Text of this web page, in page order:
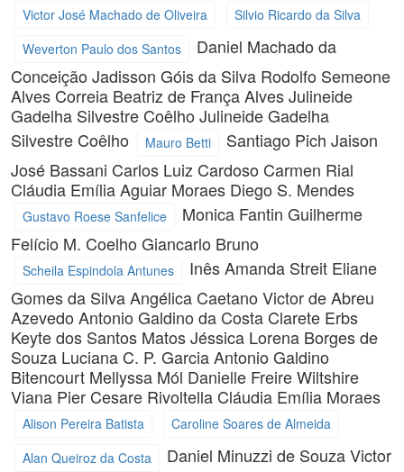
Victor José Machado de Oliveira
Silvio Ricardo da Silva
Weverton Paulo dos Santos
Daniel Machado da
Conceição Jadisson Góis da Silva Rodolfo Semeone
Alves Correia Beatriz de França AlvesJulineide
Gadelha Silvestre Coêlho Julineide Gadelha
Silvestre Coêlho
Mauro Betti Santiago Pich Jaison
José Bassani Carlos Luiz Cardoso Carmen Rial
Cláudia Emília Aguiar Moraes Diego S. Mendes
Gustavo Roese Sanfelice Monica Fantin Guilherme
Felício M. Coelho Giancarlo Bruno
Scheila Espindola Antunes Inês Amanda Streit Eliane
Gomes da SilvaAngélica Caetano Victor de Abreu
Azevedo Antonio Galdino da Costa Clarete Erbs
Keyte dos Santos MatosJéssica Lorena Borges de
Souza Luciana C. P. GarciaAntonio Galdino
Bitencourt Mellyssa Mól Danielle Freire Wiltshire
Viana Pier Cesare Rivoltella Cláudia Emília Moraes
Alison Pereira Batista
Caroline Soares de Almeida
Alan Queiroz da Costa
Daniel Minuzzi de SouzaVictor